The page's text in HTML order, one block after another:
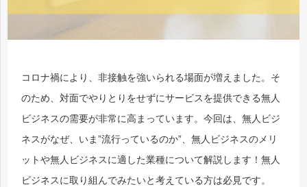
コロナ禍により、非接触を強いられる場面が増えました。そ
のため、対面でやりとりをせずにサービスを提供できる無人
ビジネスの需要が非常に高まっています。今回は、無人ビジ
ネスがなぜ、いま”流行っているのか”、無人ビジネスのメリ
ットや無人ビジネスに適した業種について解説します！無人
ビジネスに取り組んでみたいと考えている方は必見です。